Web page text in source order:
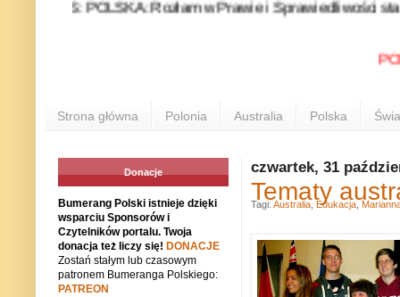
POLSKA: Rozłam w Prawie i Sprawiedliwości stał się
Strona główna Polonia Australia Polska
czwartek, 31
Tematy
Tagi: Australia Edukacja
Donacje
Bumerang Polski istnieje dzięki
wsparciu Sponsorów i
Czytelników portalu. Twoja
donacja też liczy się! DONACJE
Zostań stałym lub czasowym
patronem Bumeranga Polskiego:
PATREON